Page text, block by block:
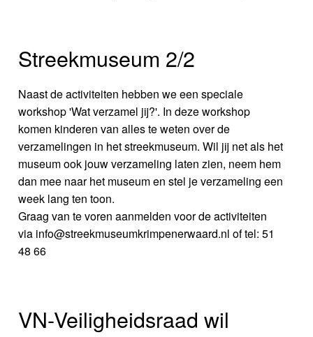
Streekmuseum 2/2
Naast de activiteiten hebben we een speciale
workshop 'Wat verzamel jij?'. In deze workshop
komen kinderen van alles te weten over de
verzamelingen in het streekmuseum. Wil jij net als het
museum ook jouw verzameling laten zien, neem hem
dan mee naar het museum en stel je verzameling een
week lang ten toon.
Graag van te voren aanmelden voor de activiteiten
via info@streekmuseumkrimpenerwaard.nl of tel: 51
48 66
VN-Veiligheidsraad wil